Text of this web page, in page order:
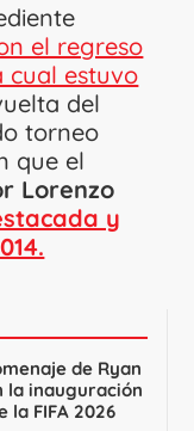
el regreso
cual estuvo
del
torneo
que el
Lorenzo
y
de Ryan
la inauguración
la FIFA 2026